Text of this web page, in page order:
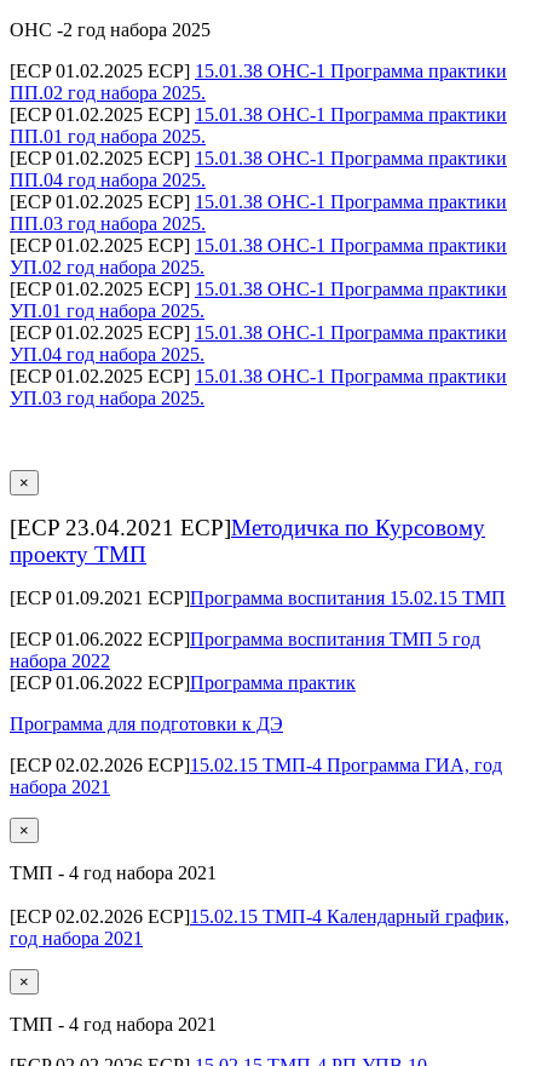
ОНС -2 год набора 2025
[ECP 01.02.2025 ECP] 15.01.38 ОНС-1 Программа практики
ПП.02 год набора 2025.
[ECP 01.02.2025 ECP] 15.01.38 ОНС-1 Программа практики
ПП.01 год набора 2025.
[ECP 01.02.2025 ECP] 15.01.38 ОНС-1 Программа практики
ПП.04 год набора 2025.
[ECP 01.02.2025 ECP] 15.01.38 ОНС-1 Программа практики
ПП.03 год набора 2025.
[ECP 01.02.2025 ECP] 15.01.38 ОНС-1 Программа практики
УП.02 год набора 2025.
[ECP 01.02.2025 ECP] 15.01.38 ОНС-1 Программа практики
УП.01 год набора 2025.
[ECP 01.02.2025 ECP] 15.01.38 ОНС-1 Программа практики
УП.04 год набора 2025.
[ECP 01.02.2025 ECP] 15.01.38 ОНС-1 Программа практики
УП.03 год набора 2025.
×
[ECP 23.04.2021 ECP]Методичка по Курсовому
проекту ТМП
[ECP 01.09.2021 ECP]Программа воспитания 15.02.15 ТМП
[ECP 01.06.2022 ECP]Программа воспитания ТМП 5 год
набора 2022
[ECP 01.06.2022 ECP]Программа практик
Программа для подготовки к ДЭ
[ECP 02.02.2026 ECP]15.02.15 ТМП-4 Программа ГИА, год
набора 2021
×
ТМП - 4 год набора 2021
[ECP 02.02.2026 ECP]15.02.15 ТМП-4 Календарный график,
год набора 2021
×
ТМП - 4 год набора 2021